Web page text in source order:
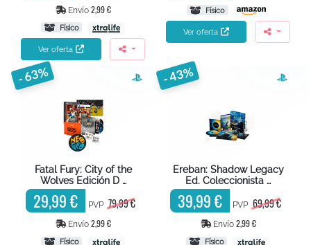
Envío 2,99 €
Físico
Ver oferta
Físico
Ver oferta
- 63%
Fatal Fury: City of the
Wolves Edición D …
29,99 € PVP 79,99 €
Envío 2,99 €
Físico
- 43%
Ereban: Shadow Legacy
Ed. Coleccionista …
39,99 € PVP 69,99 €
Envío 2,99 €
Físico